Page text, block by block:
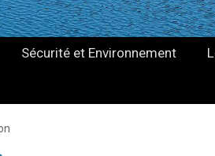
Sécurité et Environnement